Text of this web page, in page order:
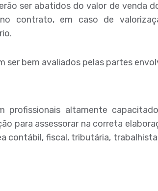
ser abatidos do valor de venda
contrato, em caso de
ser bem avaliados pelas partes
profissionais altamente
para assessorar na correta
contábil, fiscal, tributária,